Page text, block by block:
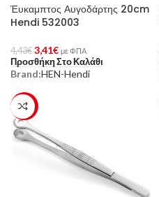
Έυκαμπτος Αυγοδάρτης 20cm
Hendi 532003
4,43€ 3,41€ με ΦΠΑ
Προσθήκη Στο Καλάθι
Brand:HEN-Hendi
-23%